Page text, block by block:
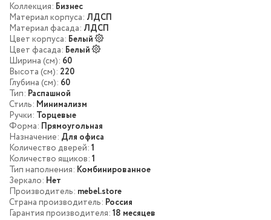
Коллекция: Бизнес
Материал корпуса: ЛДСП
Материал фасада: ЛДСП
Цвет корпуса: Белый
Цвет фасада: Белый
Ширина (см): 60
Высота (см): 220
Глубина (см): 60
Тип: Распашной
Стиль: Минимализм
Ручки: Торцевые
Форма: Прямоугольная
Назначение: Для офиса
Количество дверей: 1
Количество ящиков: 1
Тип наполнения: Комбинированное
Зеркало: Нет
Производитель: mebel.store
Страна производитель: Россия
Гарантия производителя: 18 месяцев